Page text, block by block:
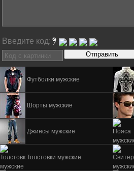
Футболки мужские
Шорты мужские
Джинсы мужские
Толстовки мужские
Введите код: